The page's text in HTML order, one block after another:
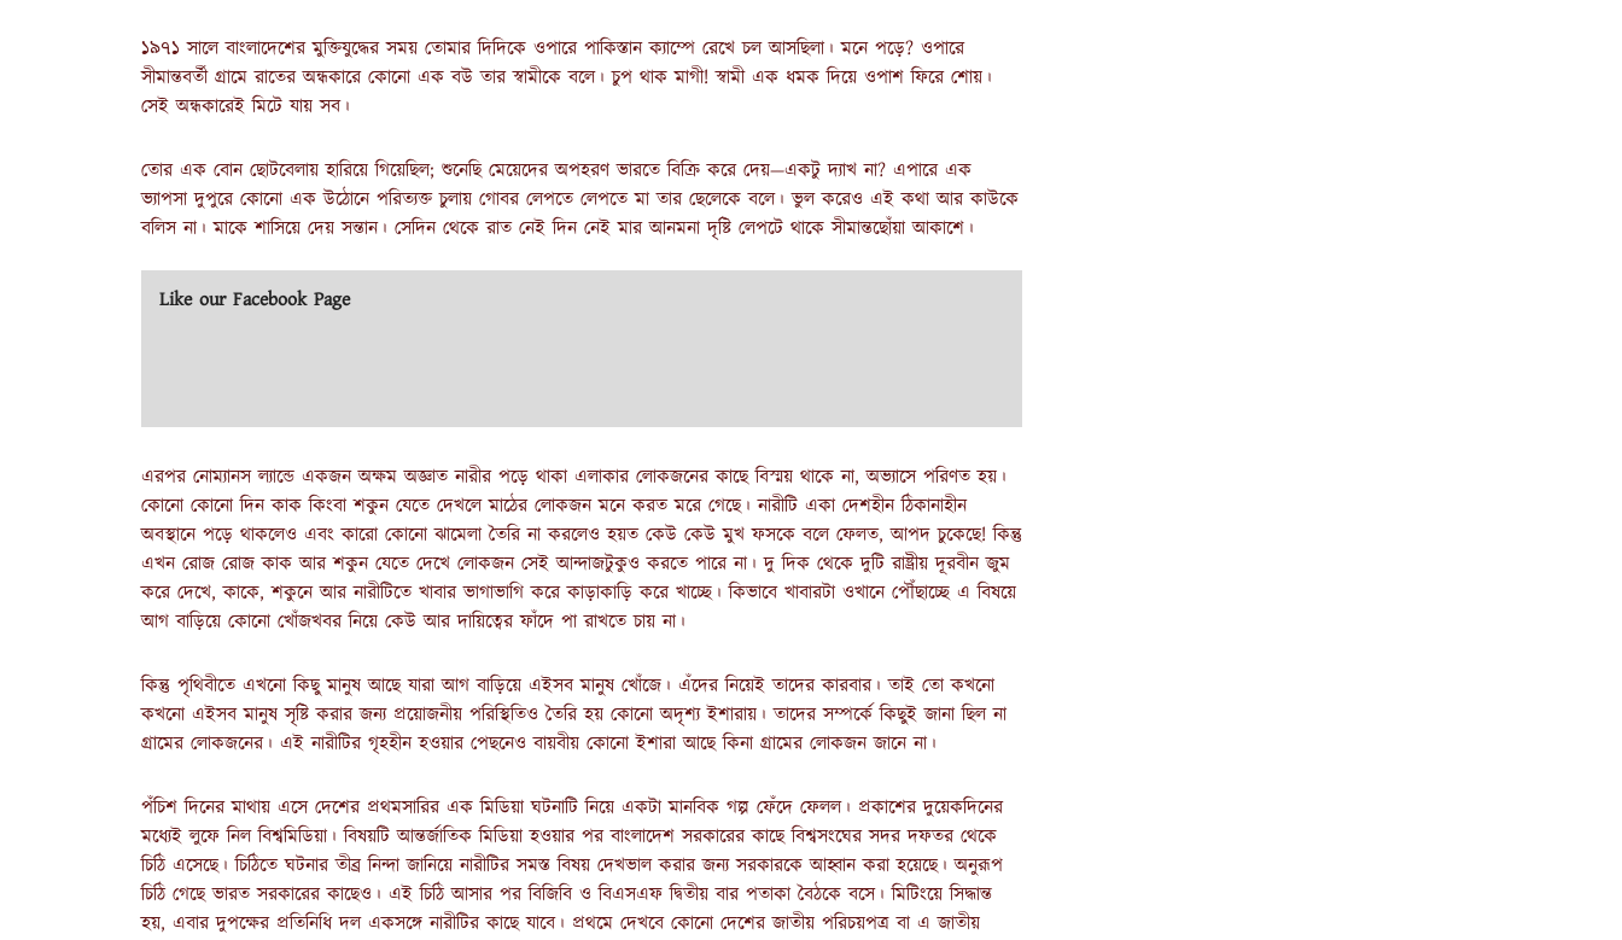
১৯৭১ সালে বাংলাদেশের মুক্তিযুদ্ধের সময় তোমার দিদিকে ওপারে পাকিস্তান ক্যাম্পে রেখে চল আসছিলা। মনে পড়ে? ওপারে
সীমান্তবর্তী গ্রামে রাতের অন্ধকারে কোনো এক বউ তার স্বামীকে বলে। চুপ থাক মাগী! স্বামী এক ধমক দিয়ে ওপাশ ফিরে শোয়।
সেই অন্ধকারেই মিটে যায় সব।
তোর এক বোন ছোটবেলায় হারিয়ে গিয়েছিল; শুনেছি মেয়েদের অপহরণ ভারতে বিক্রি করে দেয়—একটু দ্যাখ না? এপারে এক
ভ্যাপসা দুপুরে কোনো এক উঠোনে পরিত্যক্ত চুলায় গোবর লেপতে লেপতে মা তার ছেলেকে বলে। ভুল করেও এই কথা আর কাউকে
বলিস না। মাকে শাসিয়ে দেয় সন্তান। সেদিন থেকে রাত নেই দিন নেই মার আনমনা দৃষ্টি লেপটে থাকে সীমান্তছোঁয়া আকাশে।
Like our Facebook Page
এরপর নোম্যানস ল্যান্ডে একজন অক্ষম অজ্ঞাত নারীর পড়ে থাকা এলাকার লোকজনের কাছে বিস্ময় থাকে না, অভ্যাসে পরিণত হয়।
কোনো কোনো দিন কাক কিংবা শকুন যেতে দেখলে মাঠের লোকজন মনে করত মরে গেছে। নারীটি একা দেশহীন ঠিকানাহীন
অবস্থানে পড়ে থাকলেও এবং কারো কোনো ঝামেলা তৈরি না করলেও হয়ত কেউ কেউ মুখ ফসকে বলে ফেলত, আপদ চুকেছে! কিন্তু
এখন রোজ রোজ কাক আর শকুন যেতে দেখে লোকজন সেই আন্দাজটুকুও করতে পারে না। দু দিক থেকে দুটি রাষ্ট্রীয় দূরবীন জুম
করে দেখে, কাকে, শকুনে আর নারীটিতে খাবার ভাগাভাগি করে কাড়াকাড়ি করে খাচ্ছে। কিভাবে খাবারটা ওখানে পৌঁছাচ্ছে এ বিষয়ে
আগ বাড়িয়ে কোনো খোঁজখবর নিয়ে কেউ আর দায়িত্বের ফাঁদে পা রাখতে চায় না।
কিন্তু পৃথিবীতে এখনো কিছু মানুষ আছে যারা আগ বাড়িয়ে এইসব মানুষ খোঁজে। এঁদের নিয়েই তাদের কারবার। তাই তো কখনো
কখনো এইসব মানুষ সৃষ্টি করার জন্য প্রয়োজনীয় পরিস্থিতিও তৈরি হয় কোনো অদৃশ্য ইশারায়। তাদের সম্পর্কে কিছুই জানা ছিল না
গ্রামের লোকজনের। এই নারীটির গৃহহীন হওয়ার পেছনেও বায়বীয় কোনো ইশারা আছে কিনা গ্রামের লোকজন জানে না।
পঁচিশ দিনের মাথায় এসে দেশের প্রথমসারির এক মিডিয়া ঘটনাটি নিয়ে একটা মানবিক গল্প ফেঁদে ফেলল। প্রকাশের দুয়েকদিনের
মধ্যেই লুফে নিল বিশ্বমিডিয়া। বিষয়টি আন্তর্জাতিক মিডিয়া হওয়ার পর বাংলাদেশ সরকারের কাছে বিশ্বসংঘের সদর দফতর থেকে
চিঠি এসেছে। চিঠিতে ঘটনার তীব্র নিন্দা জানিয়ে নারীটির সমস্ত বিষয় দেখভাল করার জন্য সরকারকে আহ্বান করা হয়েছে। অনুরূপ
চিঠি গেছে ভারত সরকারের কাছেও। এই চিঠি আসার পর বিজিবি ও বিএসএফ দ্বিতীয় বার পতাকা বৈঠকে বসে। মিটিংয়ে সিদ্ধান্ত
হয়, এবার দুপক্ষের প্রতিনিধি দল একসঙ্গে নারীটির কাছে যাবে। প্রথমে দেখবে কোনো দেশের জাতীয় পরিচয়পত্র বা এ জাতীয়